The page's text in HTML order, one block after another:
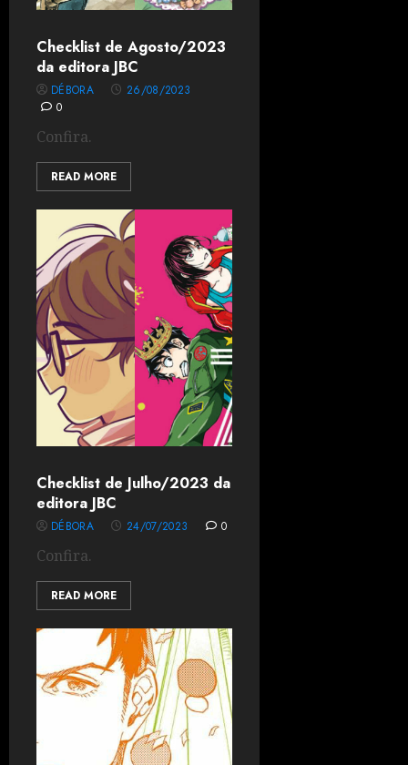
Checklist de Agosto/2023
da editora JBC
DÉBORA
26/08/2023
0
Confira.
READ MORE
Checklist de Julho/2023 da
editora JBC
DÉBORA 24/07/2023 0
Confira.
READ MORE